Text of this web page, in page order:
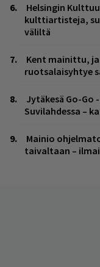
Helsingin
kulttiartisteja,
väliltä
Kent mainittu, ja
ruotsalaisyhtye
Jytäkesä Go-
Suvilahdessa –
Mainio
taivaltaan –